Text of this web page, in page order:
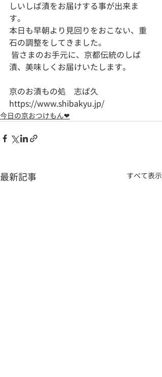
しいしば漬をお届けする事が出来ま
す。
本日も早朝より見回りをおこない、重
石の調整をしてきました。
漬、美味しくお届けいたします。
京のお漬もの処　志ば久
https://www.shibakyu.jp/
今日の京おつけもん❤
最新記事 すべて表示